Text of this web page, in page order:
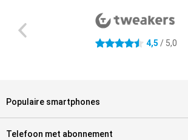
4.5 sterren 4,5 / 5,0
Populaire smartphones
Telefoon met abonnement